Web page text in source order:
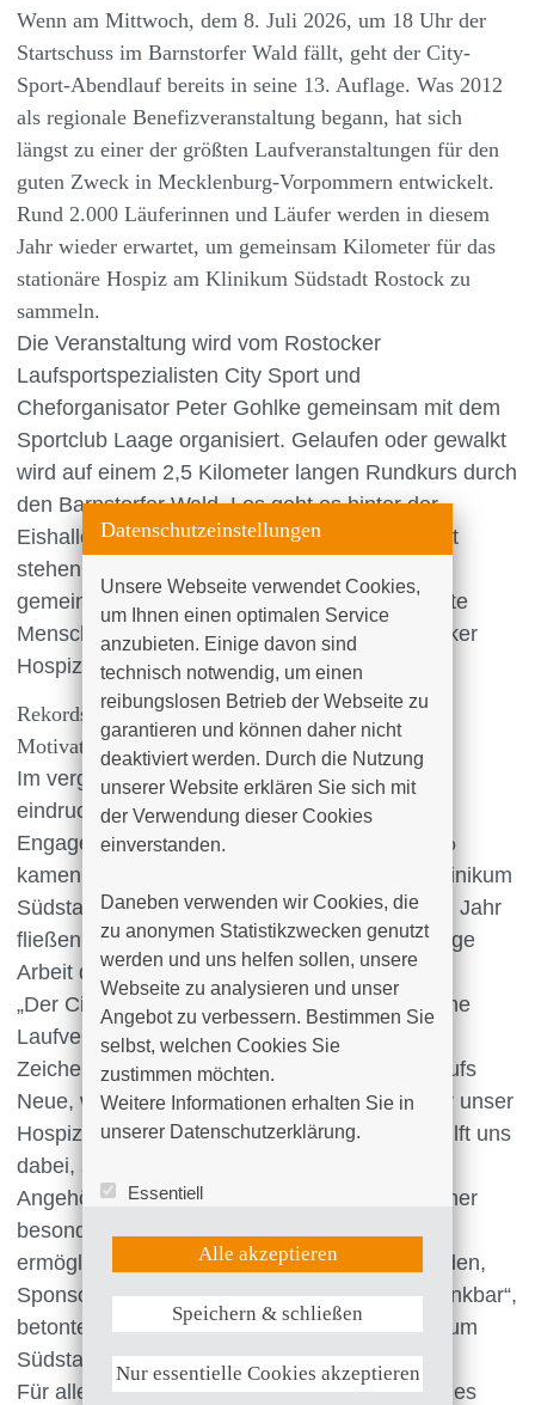
Wenn am Mittwoch, dem 8. Juli 2026, um 18 Uhr der
Startschuss im Barnstorfer Wald fällt, geht der City-
Sport-Abendlauf bereits in seine 13. Auflage. Was 2012
als regionale Benefizveranstaltung begann, hat sich
längst zu einer der größten Laufveranstaltungen für den
guten Zweck in Mecklenburg-Vorpommern entwickelt.
Rund 2.000 Läuferinnen und Läufer werden in diesem
Jahr wieder erwartet, um gemeinsam Kilometer für das
stationäre Hospiz am Klinikum Südstadt Rostock zu
sammeln.
Die Veranstaltung wird vom Rostocker
Laufsportspezialisten City Sport und
Cheforganisator Peter Gohlke gemeinsam mit dem
Sportclub Laage organisiert. Gelaufen oder gewalkt
wird auf einem 2,5 Kilometer langen Rundkurs durch
den Barnstorfer Wald. Los geht es hinter der
Eishalle in der Schillingallee 41. Im Mittelpunkt
stehen die Freude an der Bewegung und das
gemeinsame Engagement für schwer erkrankte
Menschen, die ihren Lebensabend im Rostocker
Hospiz verbringen.
Rekordspendensumme vom vergangenen Jahr ist
Motivation
Im vergangenen Jahr zeigte sich erneut
eindrucksvoll, welche Kraft gemeinsames
Engagement entfalten kann. Rund
30.000 Euro
kamen beim Benefizlauf für das Hospiz am Klinikum
Südstadt Rostock zusammen. Auch in diesem Jahr
fließen die Startgelder vollständig in die wichtige
Arbeit der Einrichtung.
„Der City-Sport-Abendlauf ist weit mehr als eine
Laufveranstaltung. Er ist ein beeindruckendes
Zeichen der Solidarität und zeigt jedes Jahr aufs
Neue, wie viele Menschen bereit sind, sich für unser
Hospiz zu engagieren. Diese Unterstützung hilft uns
dabei, schwerstkranken Menschen und ihren
Angehörigen eine würdevolle Begleitung in einer
besonders schwierigen Lebensphase zu
ermöglichen. Dafür sind wir allen Teilnehmenden,
Sponsoren und Organisatoren von Herzen dankbar“,
betonte Simone Lahl, Hospizleiterin am Klinikum
Südstadt Rostock.
Für alle Teilnehmenden gibt es ein hochwertiges
Datenschutzeinstellungen
Unsere Webseite verwendet Cookies,
um Ihnen einen optimalen Service
anzubieten. Einige davon sind
technisch notwendig, um einen
reibungslosen Betrieb der Webseite zu
garantieren und können daher nicht
deaktiviert werden. Durch die Nutzung
unserer Website erklären Sie sich mit
der Verwendung dieser Cookies
einverstanden.
Daneben verwenden wir Cookies, die
zu anonymen Statistikzwecken genutzt
werden und uns helfen sollen, unsere
Webseite zu analysieren und unser
Angebot zu verbessern. Bestimmen Sie
selbst, welchen Cookies Sie
zustimmen möchten.
Weitere Informationen erhalten Sie in
unserer Datenschutzerklärung.
Essentiell
UX (Hotjar)
Weitere Informationen anzeigen
Alle akzeptieren
Speichern & schließen
Nur essentielle Cookies akzeptieren